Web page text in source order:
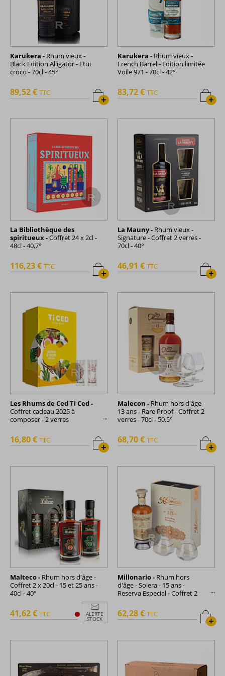
Karukera - Rhum vieux -
Black Edition Alligator - Etui
croco - 70cl - 45°
+
89,52 € TTC
Karukera - Rhum vieux -
French Barrel - Edition limitée
Voile 971 - 70cl - 42°
+
83,72 € TTC
La Bibliothèque des
spiritueux -Coffret 24 x 2cl -
48cl - 40,7°
+
116,23 € TTC
La Mauny - Rhum vieux -
Signature - Coffret 2 verres -
70cl - 40°
+
46,91 € TTC
Les Rhums de Ced Ti Ced -
Coffret cadeau 2025 à
composer - 2 verres
+
16,80 € TTC
Malecon - Rhum hors d'âge -
13 ans - Rare Proof - Coffret 2
verres - 70cl - 50,5°
+
68,70 € TTC
Malteco - Rhum hors d'âge -
Coffret 2 x 20cl - 15 et 25 ans -
40cl - 40°
ALERTE
STOCK
41,62 € TTC
Millonario - Rhum hors
d'âge - Solera - 15 ans -
Reserva Especial - Coffret 2
+
62,28 € TTC